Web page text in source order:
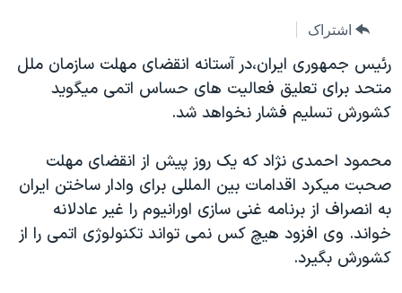
صفحه
اصلی
جهش
آمریکا
ورزشی
گزیده‌ها
ویژه برنامه‌ها
ویدیوها
فرهنگ و زندگی
حقوق شهروندی
جدول برنامه ها
صفحه‌های ویژه
جام جهانی ۲۰۲۶
عملیات خشم حماسی
بایگانی برنامه‌های تلویزیونی
مستندها
انتخابات ریاست جمهوری آمریکا ۲۰۲۴
فرکانس‌های صدای آمریکا
پخش رادیویی
یادگیری زبان انگلیسی
دنبال کنید
اشتراک
رئيس جمهوری ايران،در آستانه انقضای مهلت سازمان ملل
متحد برای تعليق فعاليت های حساس اتمی ميگويد
کشورش تسليم فشار نخواهد شد.
محمود احمدی نژاد که يک روز پيش از انقضای مهلت
صحبت ميکرد اقدامات بين المللی برای وادار ساختن ايران
به انصراف از برنامه غنی سازی اورانيوم را غير عادلانه
خواند. وی افزود هيچ کس نمی تواند تکنولوژی اتمی را از
کشورش بگيرد.